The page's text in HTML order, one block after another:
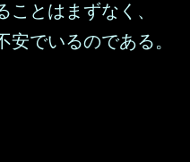
ことはまずなく、
でいるのである。